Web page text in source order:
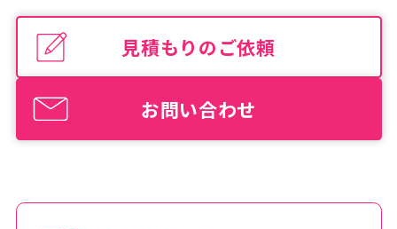
見積もりのご依頼
お問い合わせ